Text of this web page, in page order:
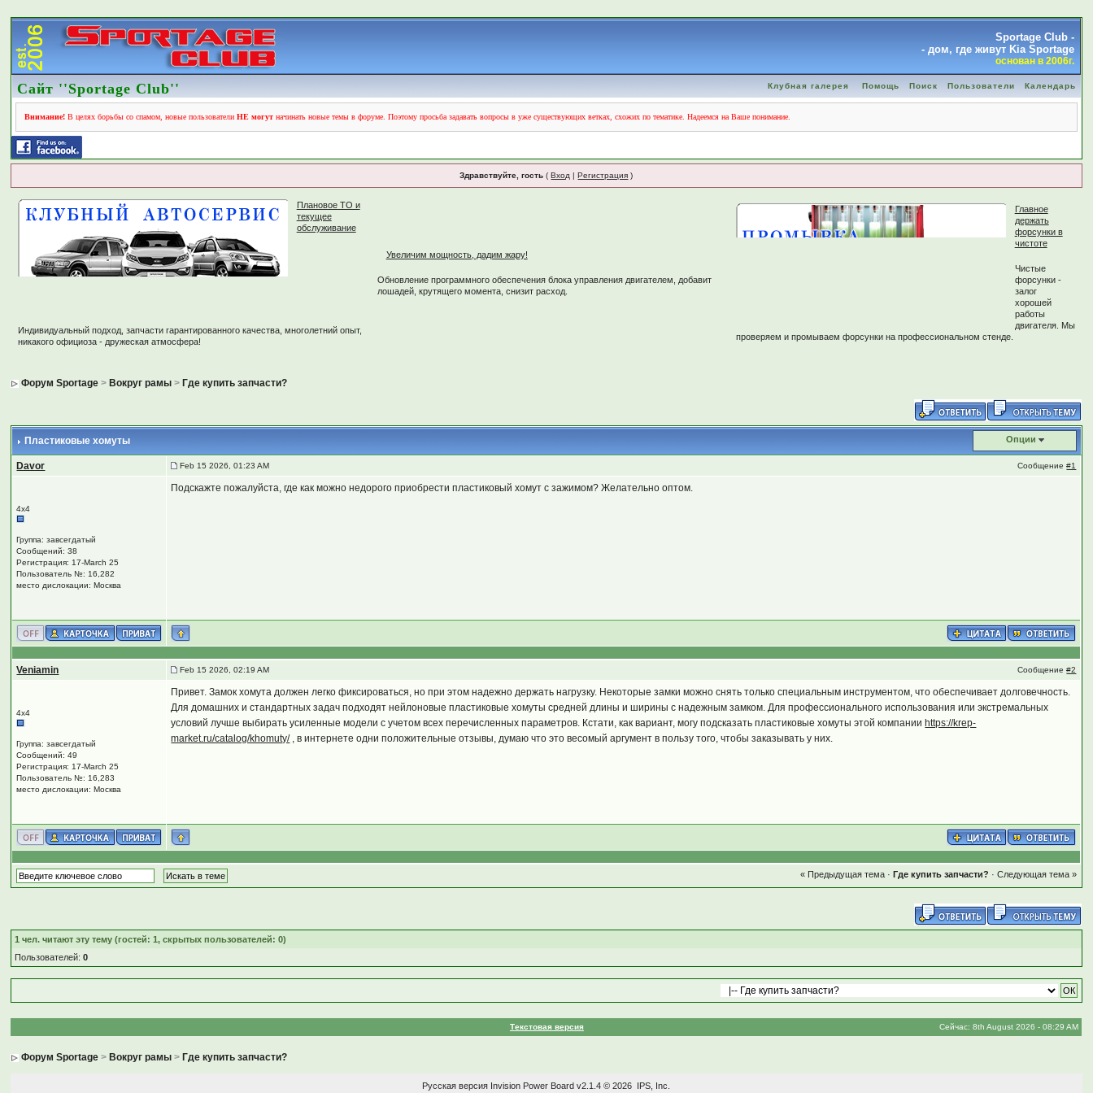
Sportage Club -
- дом, где живут Kia Sportage
основан в 2006г.
Сайт ''Sportage Club'' Клубная галерея Помощь Поиск Пользователи Календарь
Внимание! В целях борьбы со спамом, новые пользователиНЕ могут начинать новые темы в форуме. Поэтому просьба задавать вопросы в уже существующих ветках, схожих по тематике. Надеемся на Ваше понимание.
Здравствуйте, гость (Вход |Регистрация )
Плановое ТО и
текущее
обслуживание
Индивидуальный подход, запчасти гарантированного качества, многолетний опыт,
никакого официоза - дружеская атмосфера!
Увеличим мощность, дадим жару!
Обновление программного обеспечения блока управления двигателем, добавит
лошадей, крутящего момента, снизит расход.
Главное
держать
форсунки в
чистоте
Чистые
форсунки -
залог
хорошей
работы
двигателя. Мы
проверяем и промываем форсунки на профессиональном стенде.
Форум Sportage > Вокруг рамы > Где купить запчасти?
Пластиковые хомуты Опции
Davor Feb 15 2026, 01:23 AM Сообщение#1
4х4
Группа: завсегдатый
Сообщений: 38
Регистрация: 17-March 25
Пользователь №: 16,282
место дислокации: Москва
Подскажте пожалуйста, где как можно недорого приобрести пластиковый хомут с зажимом? Желательно оптом.
Veniamin Feb 15 2026, 02:19 AM Сообщение#2
4х4
Группа: завсегдатый
Сообщений: 49
Регистрация: 17-March 25
Пользователь №: 16,283
место дислокации: Москва
Привет. Замок хомута должен легко фиксироваться, но при этом надежно держать нагрузку. Некоторые замки можно снять только специальным инструментом, что обеспечивает долговечность.
Для домашних и стандартных задач подходят нейлоновые пластиковые хомуты средней длины и ширины с надежным замком. Для профессионального использования или экстремальных
условий лучше выбирать усиленные модели с учетом всех перечисленных параметров. Кстати, как вариант, могу подсказать пластиковые хомуты этой компании https://krep-
market.ru/catalog/khomuty/, в интернете одни положительные отзывы, думаю что это весомый аргумент в пользу того, чтобы заказывать у них.
« Предыдущая тема· Где купить запчасти? · Следующая тема »
1 чел. читают эту тему (гостей: 1, скрытых пользователей: 0)
Пользователей:0
Текстовая версия Сейчас: 8th August 2026 - 08:29 AM
Форум Sportage > Вокруг рамы > Где купить запчасти?
Русская версия Invision Power Board v2.1.4 © 2026 IPS, Inc.